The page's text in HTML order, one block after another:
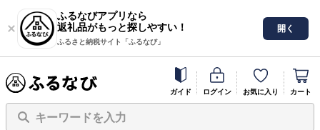
ふるなびアプリなら
返礼品がもっと探しやすい！
ふるさと納税サイト「ふるなび」
開く
ガイド ログイン お気に入り カート
キーワードを入力